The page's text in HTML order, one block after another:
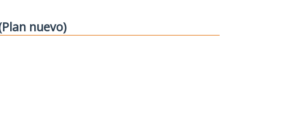
nuevo)